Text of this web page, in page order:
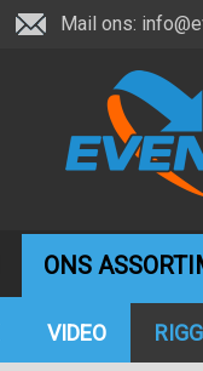
Mail ons:
ONS
VIDEO